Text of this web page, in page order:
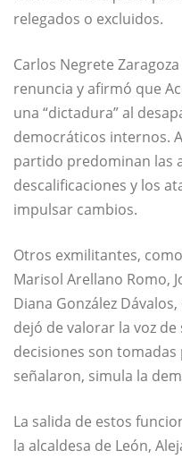
relegados o excluidos.
Carlos Negrete
renuncia y afirmó que
una “dictadura” al
democráticos internos.
partido predominan las
descalificaciones y los
impulsar cambios.
Otros exmilitantes,
Marisol Arellano Romo,
Diana González
dejó de valorar la voz
decisiones son
señalaron, simula la
La salida de estos
la alcaldesa de León,